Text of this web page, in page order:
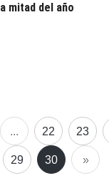
mitad del año
... 22 23
29 30 »